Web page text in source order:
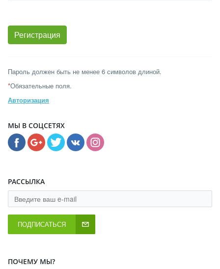
Пароль должен быть не менее 6 символов длиной.
*Обязательные поля.
Авторизация
МЫ В СОЦСЕТЯХ
РАССЫЛКА
ПОДПИСАТЬСЯ
ПОЧЕМУ МЫ?